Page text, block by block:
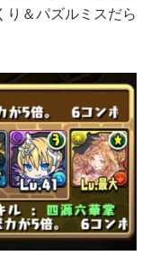
り＆パズルミスだら